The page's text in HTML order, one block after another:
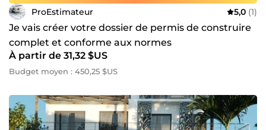
ProEstimateur 5,0 (1)
Je vais créer votre dossier de permis de construire
complet et conforme aux normes
À partir de 31,32 $US
Budget moyen : 450,25 $US